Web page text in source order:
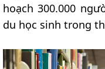
hoạch 300.000
du học sinh trong